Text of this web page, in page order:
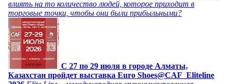
влиять на то количество людей, которое приходит в
торговые точки, чтобы они были прибыльными?
C 27 по 29 июля в городе Алматы,
Казахстан пройдет выставка Euro Shoes@CAF_Eliteline